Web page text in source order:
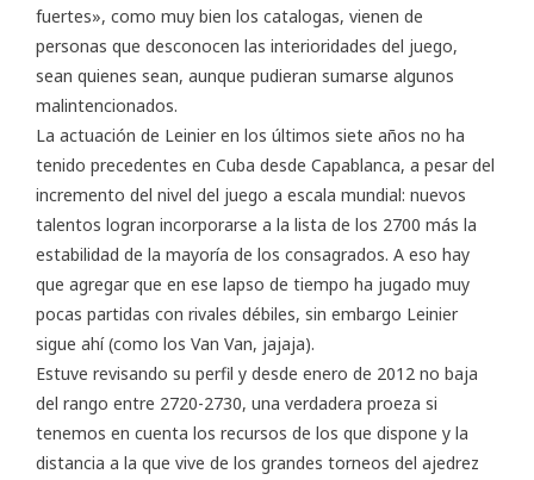
fuertes», como muy bien los catalogas, vienen de
personas que desconocen las interioridades del juego,
sean quienes sean, aunque pudieran sumarse algunos
malintencionados.
La actuación de Leinier en los últimos siete años no ha
tenido precedentes en Cuba desde Capablanca, a pesar del
incremento del nivel del juego a escala mundial: nuevos
talentos logran incorporarse a la lista de los 2700 más la
estabilidad de la mayoría de los consagrados. A eso hay
que agregar que en ese lapso de tiempo ha jugado muy
pocas partidas con rivales débiles, sin embargo Leinier
sigue ahí (como los Van Van, jajaja).
Estuve revisando su perfil y desde enero de 2012 no baja
del rango entre 2720-2730, una verdadera proeza si
tenemos en cuenta los recursos de los que dispone y la
distancia a la que vive de los grandes torneos del ajedrez